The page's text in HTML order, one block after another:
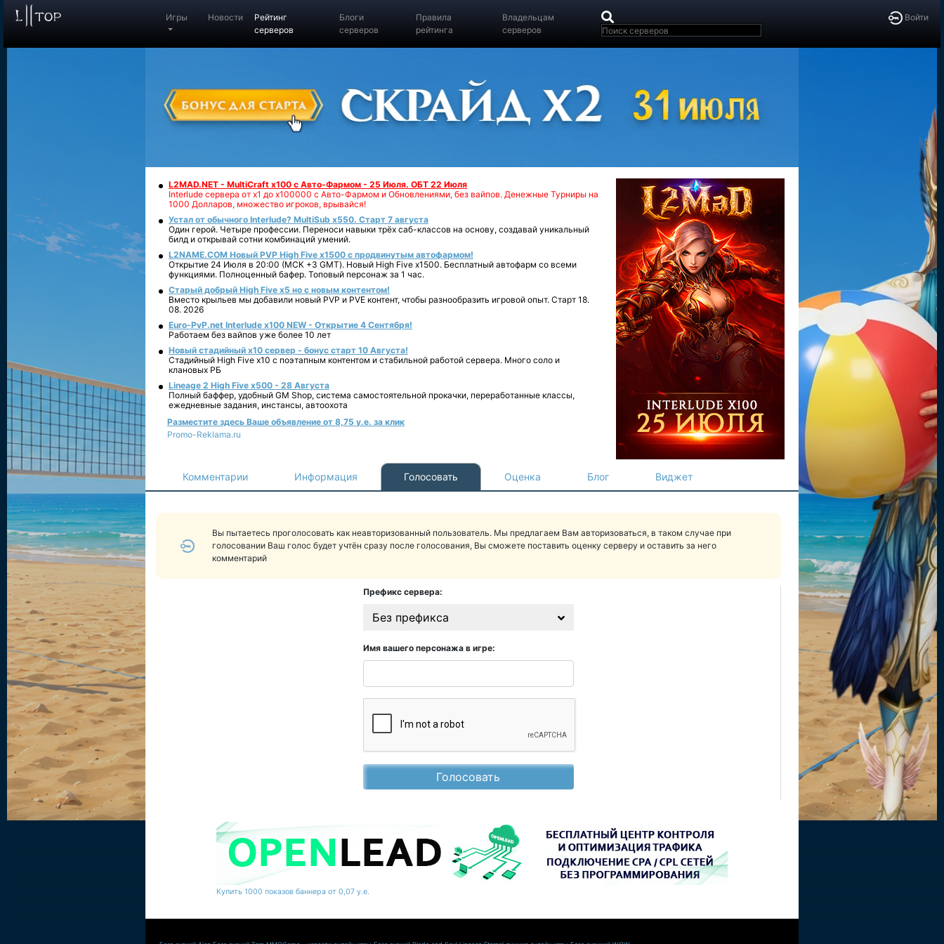
Войти
Игры Новости
Рейтинг
серверов
Блоги
серверов
Правила
рейтинга
Владельцам
серверов
L2MAD.NET - MultiCraft x100 с Авто-Фармом - 25 Июля. ОБТ 22 Июля
Interlude сервера от х1 до х100000 с Авто-Фармом и Обновлениями, без вайпов. Денежные Турниры на
1000 Долларов, множество игроков, врывайся!
Устал от обычного Interlude? MultiSub x550. Старт 7 августа
Один герой. Четыре профессии. Переноси навыки трёх саб-классов на основу, создавай уникальный
билд и открывай сотни комбинаций умений.
L2NAME.COM Новый PVP High Five x1500 с продвинутым автофармом!
Открытие 24 Июля в 20:00 (МСК +3 GMT). Новый High Five x1500. Бесплатный автофарм со всеми
функциями. Полноценный бафер. Топовый персонаж за 1 час.
Старый добрый High Five x5 но с новым контентом!
Вместо крыльев мы добавили новый PVP и PVE контент, чтобы разнообразить игровой опыт. Старт 18.
08. 2026
Euro-PvP.net Interlude х100 NEW - Открытие 4 Сентября!
Работаем без вайпов уже более 10 лет
Новый стадийный х10 сервер - бонус старт 10 Августа!
Стадийный High Five x10 с поэтапным контентом и стабильной работой сервера. Много соло и
клановых РБ
Lineage 2 High Five x500 - 28 Августа
Полный баффер, удобный GM Shop, система самостоятельной прокачки, переработанные классы,
ежедневные задания, инстансы, автоохота
Разместите здесь Ваше объявление от 8,75 у.е. за клик
Promo-Reklama.ru
Комментарии Информация Голосовать Оценка Блог Виджет
Вы пытаетесь проголосовать как неавторизованный пользователь. Мы предлагаем Вам авторизоваться, в таком случае при
голосовании Ваш голос будет учтён сразу после голосования, Вы сможете поставить оценку серверу и оставить за него
комментарий
Префикс сервера:
Без префикса
Имя вашего персонажа в игре:
Голосовать
Купить 1000 показов баннера от 0,07 у.е.